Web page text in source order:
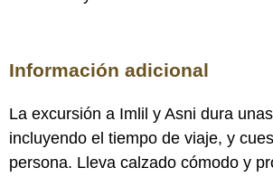
Información adicional
La excursión a Imlil y Asni dura
incluyendo el tiempo de viaje, y
persona. Lleva calzado cómodo y